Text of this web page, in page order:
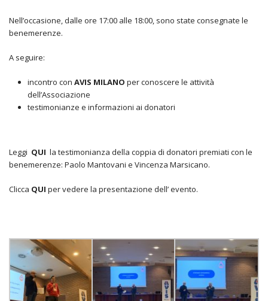
Nell’occasione, dalle ore 17:00 alle 18:00, sono state consegnate le
benemerenze.
A seguire:
incontro con AVIS MILANO per conoscere le attività
dell’Associazione
testimonianze e informazioni ai donatori
Leggi QUI la testimonianza della coppia di donatori premiati con le
benemerenze: Paolo Mantovani e Vincenza Marsicano.
Clicca QUI per vedere la presentazione dell’ evento.